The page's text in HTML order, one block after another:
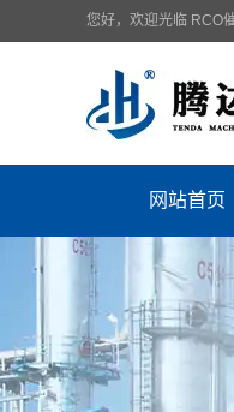
您好，欢迎光临 RCO
网站首页